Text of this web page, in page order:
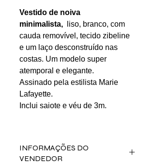
Vestido de noiva
minimalista,
liso, branco, com
cauda removível, tecido zibeline
e um laço desconstruído nas
costas. Um modelo super
atemporal e elegante.
Assinado pela estilista Marie
Lafayette.
Inclui saiote e véu de 3m.
INFORMAÇÕES DO
VENDEDOR